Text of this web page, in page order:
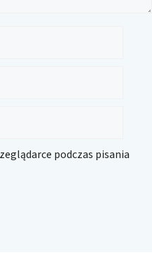
podczas pisania